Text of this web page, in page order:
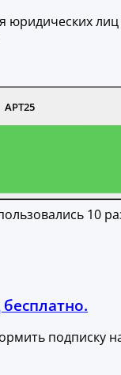
юридических лиц
АРТ25
10
подписку